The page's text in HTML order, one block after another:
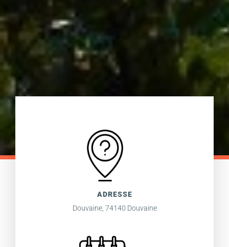
ADRESSE
Douvaine, 74140 Douvaine